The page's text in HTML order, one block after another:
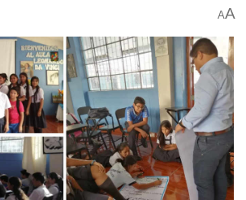
AA